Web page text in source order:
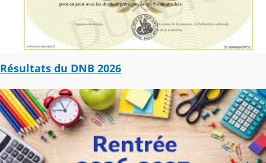
Résultats du DNB 2026